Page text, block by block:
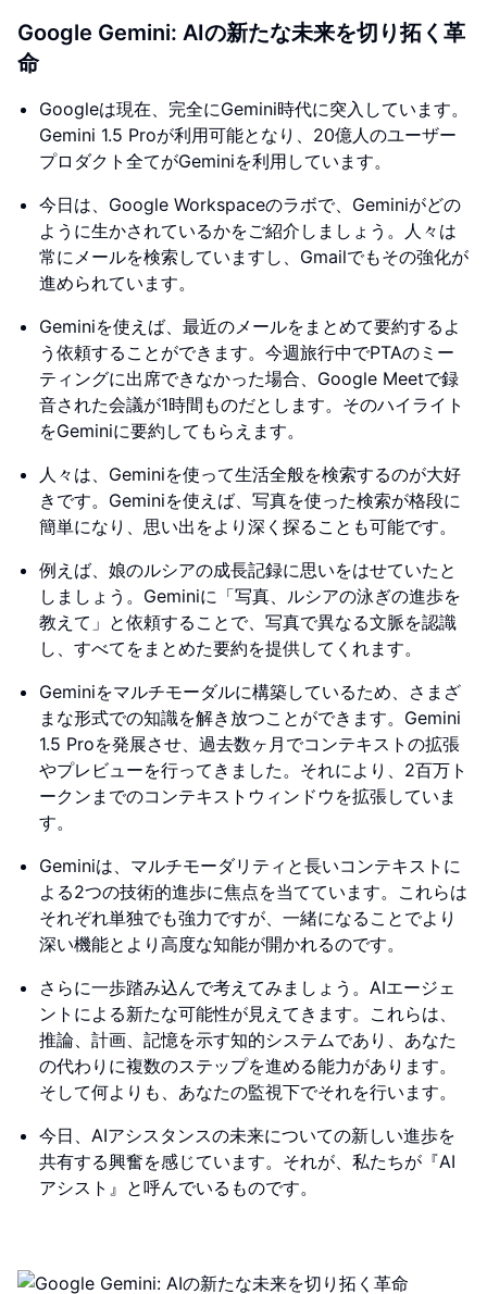
Google Gemini: AIの新たな未来を切り拓く革
命
Googleは現在、完全にGemini時代に突入しています。
Gemini 1.5 Proが利用可能となり、20億人のユーザー
プロダクト全てがGeminiを利用しています。
今日は、Google Workspaceのラボで、Geminiがどの
ように生かされているかをご紹介しましょう。人々は
常にメールを検索していますし、Gmailでもその強化が
進められています。
Geminiを使えば、最近のメールをまとめて要約するよ
う依頼することができます。今週旅行中でPTAのミー
ティングに出席できなかった場合、Google Meetで録
音された会議が1時間ものだとします。そのハイライト
をGeminiに要約してもらえます。
人々は、Geminiを使って生活全般を検索するのが大好
きです。Geminiを使えば、写真を使った検索が格段に
簡単になり、思い出をより深く探ることも可能です。
例えば、娘のルシアの成長記録に思いをはせていたと
しましょう。Geminiに「写真、ルシアの泳ぎの進歩を
教えて」と依頼することで、写真で異なる文脈を認識
し、すべてをまとめた要約を提供してくれます。
Geminiをマルチモーダルに構築しているため、さまざ
まな形式での知識を解き放つことができます。Gemini
1.5 Proを発展させ、過去数ヶ月でコンテキストの拡張
やプレビューを行ってきました。それにより、2百万ト
ークンまでのコンテキストウィンドウを拡張していま
す。
Geminiは、マルチモーダリティと長いコンテキストに
よる2つの技術的進歩に焦点を当てています。これらは
それぞれ単独でも強力ですが、一緒になることでより
深い機能とより高度な知能が開かれるのです。
さらに一歩踏み込んで考えてみましょう。AIエージェ
ントによる新たな可能性が見えてきます。これらは、
推論、計画、記憶を示す知的システムであり、あなた
の代わりに複数のステップを進める能力があります。
そして何よりも、あなたの監視下でそれを行います。
今日、AIアシスタンスの未来についての新しい進歩を
共有する興奮を感じています。それが、私たちが『AI
アシスト』と呼んでいるものです。